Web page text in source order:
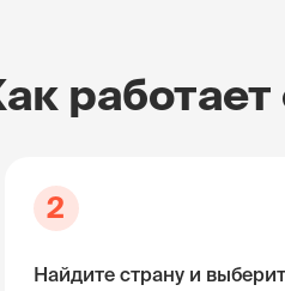
работает
2
Найдите страну и